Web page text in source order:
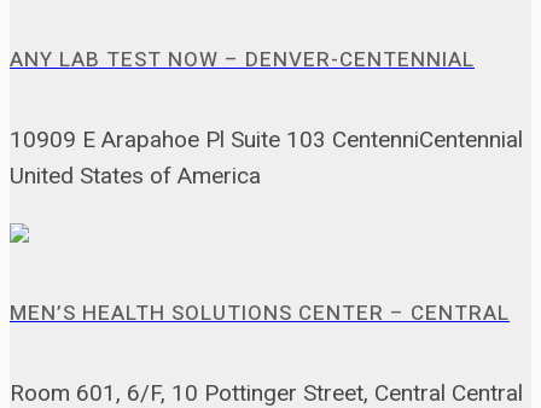
ANY LAB TEST NOW – DENVER-CENTENNIAL
10909 E Arapahoe Pl Suite 103 CentenniCentennial
United States of America
MEN’S HEALTH SOLUTIONS CENTER – CENTRAL
Room 601, 6/F, 10 Pottinger Street, Central Central